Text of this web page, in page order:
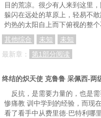
目的荒凉。很少有人来到这里
躲闪在远处的草原上，轻易不
灼热的太阳自上而下俯视的整
其他综合
未知
未知
最新章：
第1部分阅读
终结的炽天使 克鲁鲁 采佩西-两
反抗，是需要力量的，也是
惨痛教 训中学到的经验，而现
看了看手中从费里德·巴特利哪